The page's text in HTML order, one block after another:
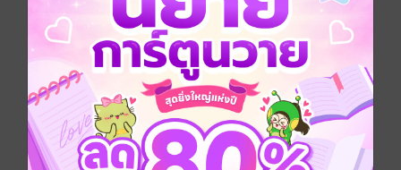
ฉันได้รับพลังที่จะกลับไปกระชากหน้ากากพวกแกทุกคน!"
ถูกเพื่อนรักหักหลัง ถูกเศรษฐีชั่วบีบคั้นจนไร้ทางยืน แต่ใน
ความโชคร้ายกลับมีปาฏิหาริย์ เมื่อ 'แก้ว' ได้ครอบครอง
‘ดวงแก้วมณีพฤกษา’ หัวใจดวงสุดท้ายของรุกขเทวี จาก
หญิงสาวผู้อ่อนแอ สู่ 'หมอยาเทวดา' ผู้มีสมุนไพรทิพย์ในมือ
ไม่ว่าจะเป็นพิษร้ายหรืออาคมดำที่ใครว่าแก้ไม่ได้ เธอจะ
กวาดล้างมันให้สิ้นด้วยวิทยาศาสตร์และมนตราแห่งป่าให้
ดู